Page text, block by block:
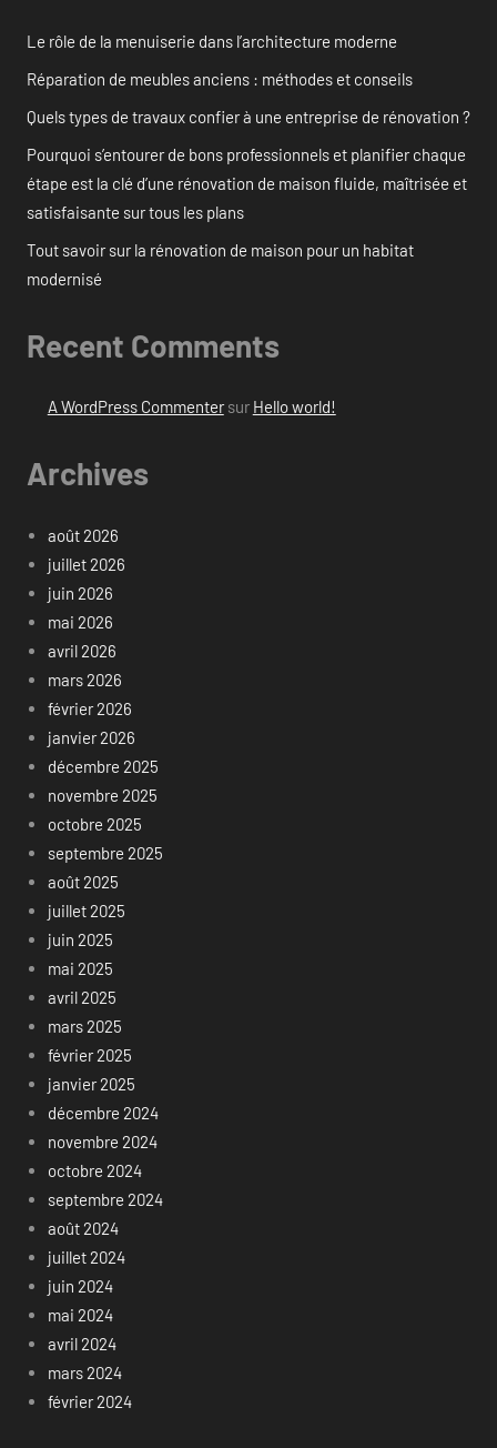
Le rôle de la menuiserie dans l’architecture moderne
Réparation de meubles anciens : méthodes et conseils
Quels types de travaux confier à une entreprise de rénovation ?
Pourquoi s’entourer de bons professionnels et planifier chaque
étape est la clé d’une rénovation de maison fluide, maîtrisée et
satisfaisante sur tous les plans
Tout savoir sur la rénovation de maison pour un habitat
modernisé
Recent Comments
A WordPress Commentersur Hello world!
Archives
août 2026
juillet 2026
juin 2026
mai 2026
avril 2026
mars 2026
février 2026
janvier 2026
décembre 2025
novembre 2025
octobre 2025
septembre 2025
août 2025
juillet 2025
juin 2025
mai 2025
avril 2025
mars 2025
février 2025
janvier 2025
décembre 2024
novembre 2024
octobre 2024
septembre 2024
août 2024
juillet 2024
juin 2024
mai 2024
avril 2024
mars 2024
février 2024